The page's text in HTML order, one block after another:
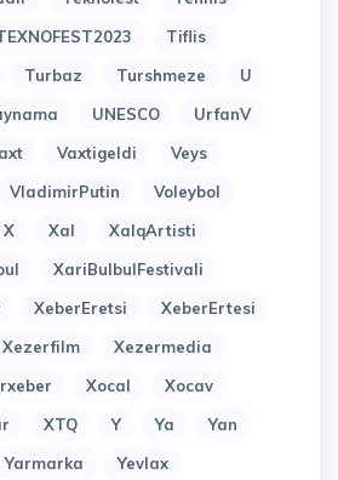
Tiflis
Turbaz Turshmeze
U
UNESCO
UrfanV
Vaxtigeldi
Veys
VladimirPutin
Voleybol
X Xal
XalqArtisti
XariBulbulFestivali
XeberEretsi
XeberErtesi
Xezerfilm
Xezermedia
Xocal
Xocav
XTQ Y Ya
Yan
Yarmarka
Yevlax